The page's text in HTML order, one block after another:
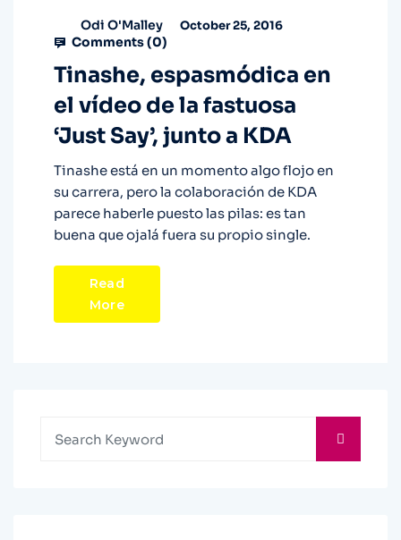
Odi O'Malley October 25, 2016
Comments (0)
Tinashe, espasmódica en
el vídeo de la fastuosa
‘Just Say’, junto a KDA
Tinashe está en un momento algo flojo en
su carrera, pero la colaboración de KDA
parece haberle puesto las pilas: es tan
buena que ojalá fuera su propio single.
Read
More